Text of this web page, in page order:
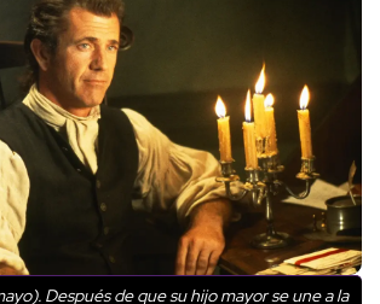
Después de que su hijo mayor se une a la